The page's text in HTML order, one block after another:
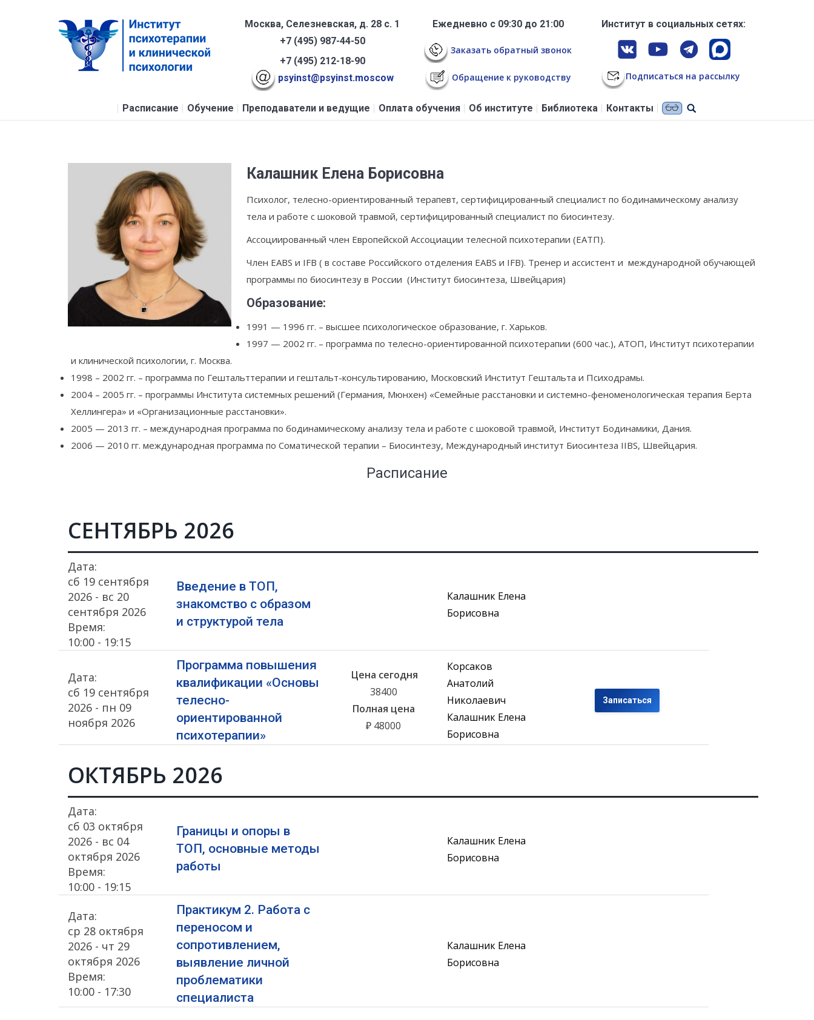
Москва, Селезневская, д. 28 с. 1
+7 (495) 987-44-50
+7 (495) 212-18-90
psyinst@psyinst.moscow
Ежедневно с 09:30 до 21:00
Заказать обратный звонок
Обращение к руководству
Институт в социальных сетях:
Подписаться на рассылку
Расписание Обучение Преподаватели и ведущие Оплата обучения Об институте Библиотека Контакты
Калашник Елена Борисовна
Психолог, телесно-ориентированный терапевт, сертифицированный специалист по бодинамическому анализу
тела и работе с шоковой травмой, сертифицированный специалист по биосинтезу.
Ассоциированный член Европейской Ассоциации телесной психотерапии (ЕАТП).
Член EABS и IFB ( в составе Российского отделения EABS и IFB). Тренер и ассистент и международной обучающей
программы по биосинтезу в России (Институт биосинтеза, Швейцария)
Образование:
1991 — 1996 гг. – высшее психологическое образование, г. Харьков.
1997 — 2002 гг. – программа по телесно-ориентированной психотерапии (600 час.), АТОП, Институт психотерапии
и клинической психологии, г. Москва.
1998 – 2002 гг. – программа по Гештальттерапии и гештальт-консультированию, Московский Институт Гештальта и Психодрамы.
2004 – 2005 гг. – программы Института системных решений (Германия, Мюнхен) «Семейные расстановки и системно-феноменологическая терапия Берта
Хеллингера» и «Организационные расстановки».
2005 — 2013 гг. – международная программа по бодинамическому анализу тела и работе с шоковой травмой, Институт Бодинамики, Дания.
2006 — 2010 гг. международная программа по Соматической терапии – Биосинтезу, Международный институт Биосинтеза IIBS, Швейцария.
Расписание
СЕНТЯБРЬ 2026
Дата:
сб 19 сентября
2026 - вс 20
сентября 2026
Время:
10:00 - 19:15
Введение в ТОП,
знакомство с образом
и структурой тела
Калашник Елена
Борисовна
Дата:
сб 19 сентября
2026 - пн 09
ноября 2026
Программа повышения
квалификации «Основы
телесно-
ориентированной
психотерапии»
Цена сегодня
38400
Полная цена
₽ 48000
Корсаков
Анатолий
Николаевич
Калашник Елена
Борисовна
Записаться
ОКТЯБРЬ 2026
Дата:
сб 03 октября
2026 - вс 04
октября 2026
Время:
10:00 - 19:15
Границы и опоры в
ТОП, основные методы
работы
Калашник Елена
Борисовна
Дата:
ср 28 октября
2026 - чт 29
октября 2026
Время:
10:00 - 17:30
Практикум 2. Работа с
переносом и
сопротивлением,
выявление личной
проблематики
специалиста
Калашник Елена
Борисовна